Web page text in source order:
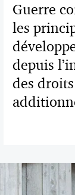
Guerre
les
depuis
des droits